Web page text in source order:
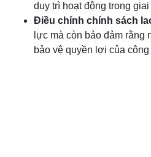
duy trì hoạt động trong
Điều chỉnh chính sách
lực mà còn bảo đảm
bảo vệ quyền lợi của